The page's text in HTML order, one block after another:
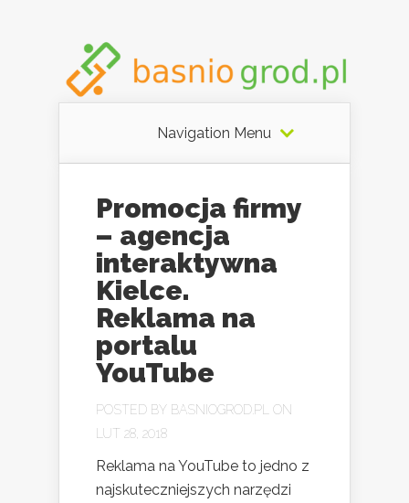
Navigation Menu
Promocja firmy
– agencja
interaktywna
Kielce.
Reklama na
portalu
YouTube
POSTED BY BASNIOGROD.PL
ON
LUT 28, 2018
Reklama na YouTube to jedno z
najskuteczniejszych narzędzi